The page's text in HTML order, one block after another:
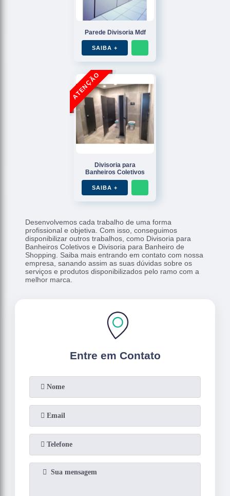
Parede Divisoria Mdf
SAIBA +
Divisoria para
Banheiros Coletivos
SAIBA +
Desenvolvemos cada trabalho de uma forma
profissional e objetiva. Com isso, conseguimos
disponibilizar outros trabalhos, como Divisoria para
Banheiros Coletivos e Divisoria para Banheiro de
Shopping. Saiba mais entrando em contato com nossa
empresa, sanando assim as suas dúvidas sobre os
serviços e produtos disponibilizados pelo ramo com a
melhor marca.
Entre em Contato